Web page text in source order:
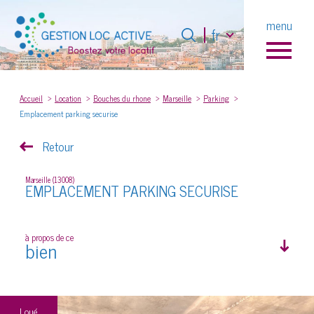
menu
fr
Accueil 0 Langue
fr
Accueil Location Bouches du rhone Marseille
Parking
Emplacement parking securise
Retour
Marseille (13008)
EMPLACEMENT PARKING SECURISE
à propos de ce
bien